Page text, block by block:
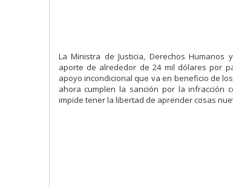
La Ministra de Justicia, Derechos Humanos
aporte de alrededor de 24 mil dólares por
apoyo incondicional que va en beneficio de
ahora cumplen la sanción por la infracción
impide tener la libertad de aprender cosas